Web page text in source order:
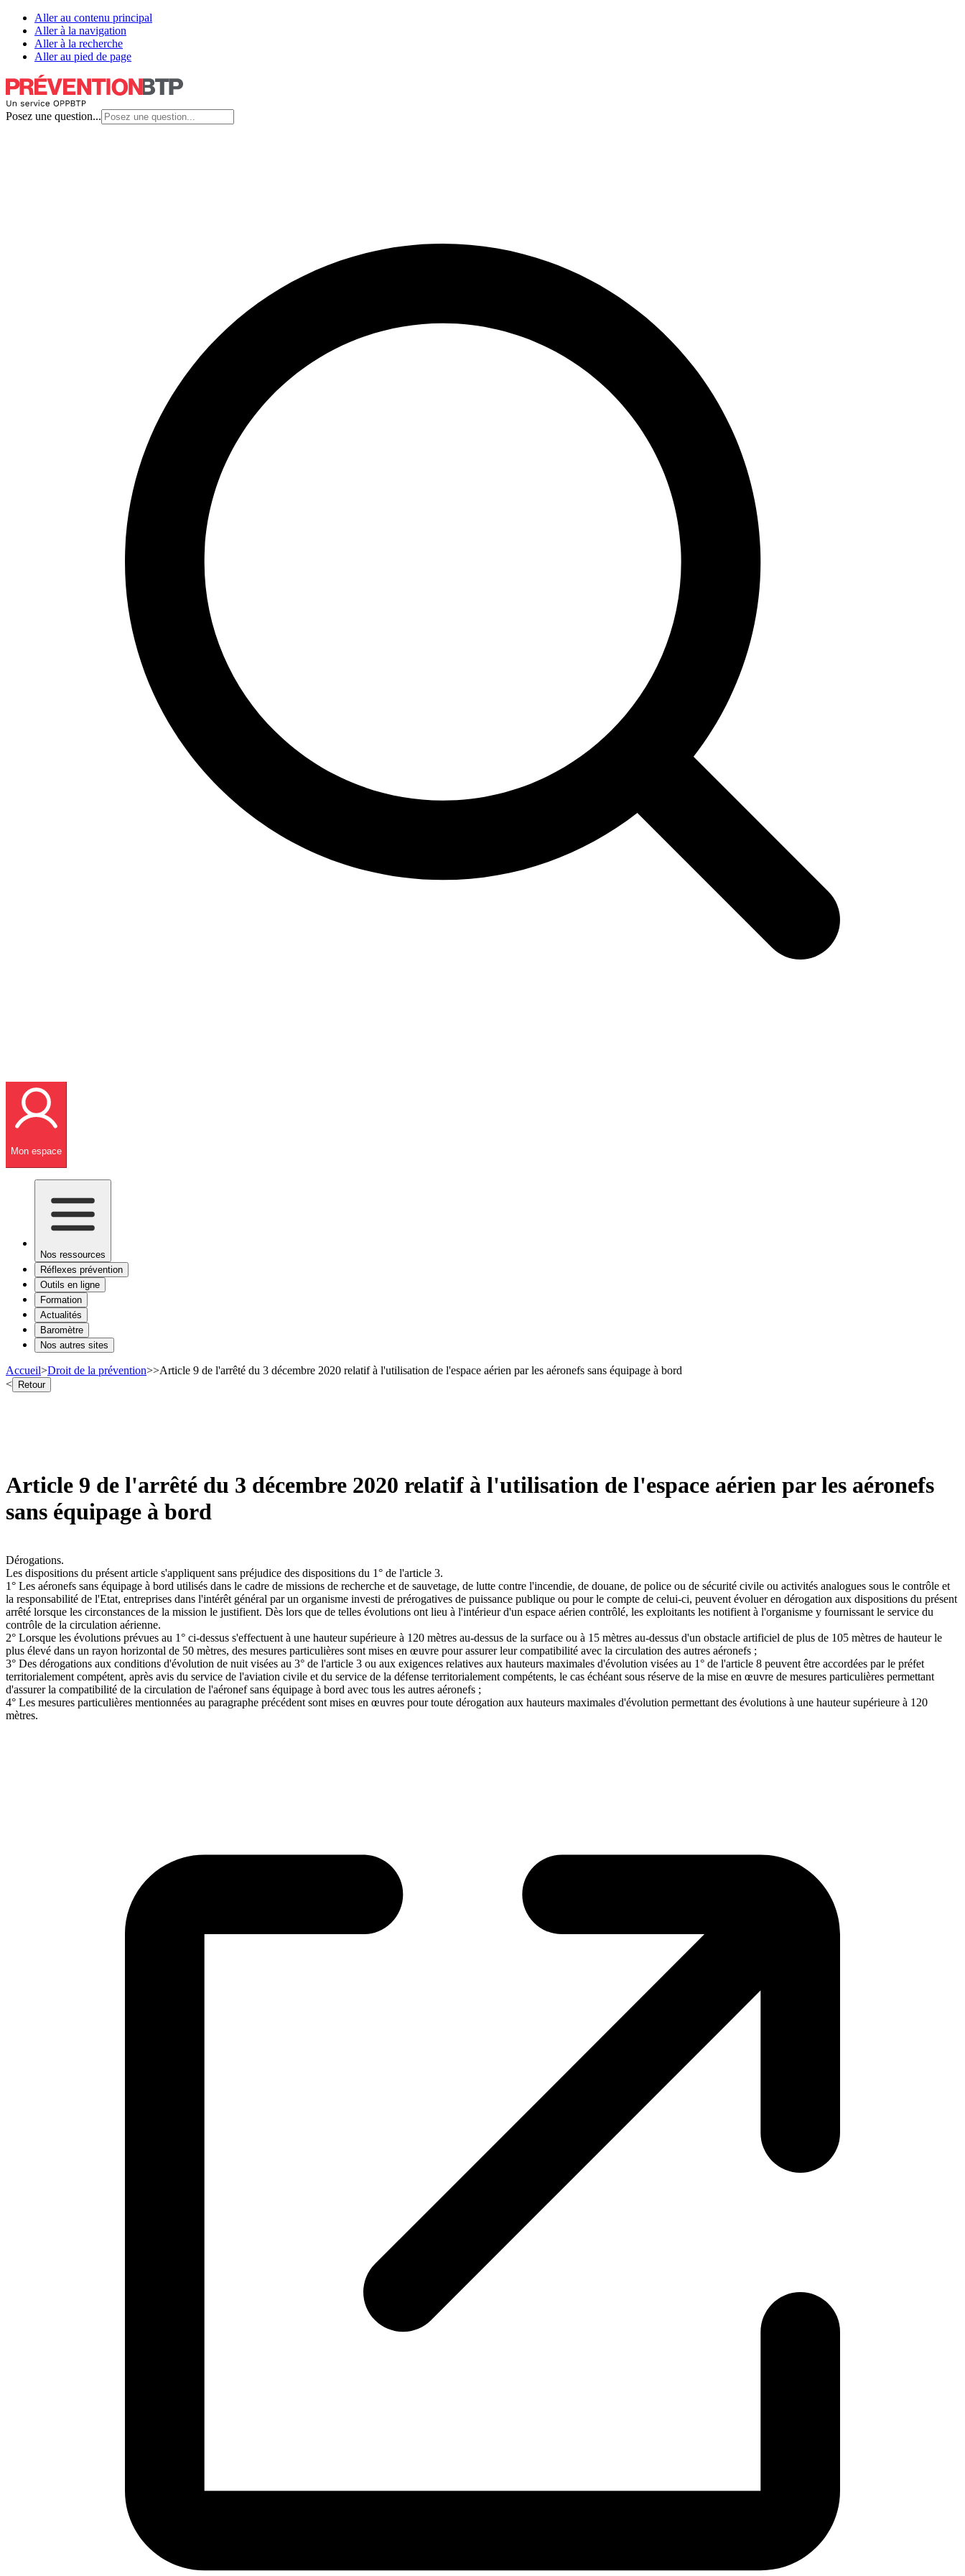
Aller au contenu principal
Aller à la navigation
Aller à la recherche
Aller au pied de page
Posez une question...
Mon espace
Nos ressources
Réflexes prévention
Outils en ligne
Formation
Actualités
Baromètre
Nos autres sites
Accueil>Droit de la prévention>>Article 9 de l'arrêté du 3 décembre 2020 relatif à l'utilisation de l'espace aérien par les aéronefs sans équipage à bord
< Retour
Article 9 de l'arrêté du 3 décembre 2020 relatif à l'utilisation de l'espace aérien par les aéronefs
sans équipage à bord
Dérogations.
Les dispositions du présent article s'appliquent sans préjudice des dispositions du 1° de l'article 3.
1° Les aéronefs sans équipage à bord utilisés dans le cadre de missions de recherche et de sauvetage, de lutte contre l'incendie, de douane, de police ou de sécurité civile ou activités analogues sous le contrôle et
la responsabilité de l'Etat, entreprises dans l'intérêt général par un organisme investi de prérogatives de puissance publique ou pour le compte de celui-ci, peuvent évoluer en dérogation aux dispositions du présent
arrêté lorsque les circonstances de la mission le justifient. Dès lors que de telles évolutions ont lieu à l'intérieur d'un espace aérien contrôlé, les exploitants les notifient à l'organisme y fournissant le service du
contrôle de la circulation aérienne.
2° Lorsque les évolutions prévues au 1° ci-dessus s'effectuent à une hauteur supérieure à 120 mètres au-dessus de la surface ou à 15 mètres au-dessus d'un obstacle artificiel de plus de 105 mètres de hauteur le
plus élevé dans un rayon horizontal de 50 mètres, des mesures particulières sont mises en œuvre pour assurer leur compatibilité avec la circulation des autres aéronefs ;
3° Des dérogations aux conditions d'évolution de nuit visées au 3° de l'article 3 ou aux exigences relatives aux hauteurs maximales d'évolution visées au 1° de l'article 8 peuvent être accordées par le préfet
territorialement compétent, après avis du service de l'aviation civile et du service de la défense territorialement compétents, le cas échéant sous réserve de la mise en œuvre de mesures particulières permettant
d'assurer la compatibilité de la circulation de l'aéronef sans équipage à bord avec tous les autres aéronefs ;
4° Les mesures particulières mentionnées au paragraphe précédent sont mises en œuvres pour toute dérogation aux hauteurs maximales d'évolution permettant des évolutions à une hauteur supérieure à 120
mètres.